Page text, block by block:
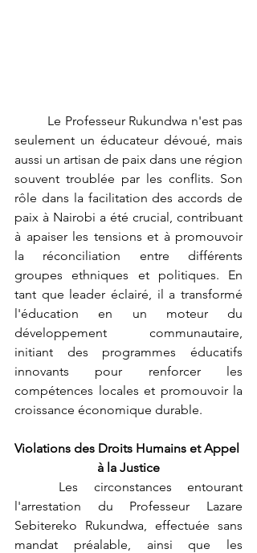
seulement un éducateur dévoué, mais
aussi un artisan de paix dans une région
souvent troublée par les conflits. Son
rôle dans la facilitation des accords de
paix à Nairobi a été crucial, contribuant
à apaiser les tensions et à promouvoir
la réconciliation entre différents
groupes ethniques et politiques. En
tant que leader éclairé, il a transformé
l'éducation en un moteur du
développement communautaire,
initiant des programmes éducatifs
innovants pour renforcer les
compétences locales et promouvoir la
croissance économique durable.
Violations des Droits Humains et Appel
à la Justice
l'arrestation du Professeur Lazare
Sebitereko Rukundwa, effectuée sans
mandat préalable, ainsi que les